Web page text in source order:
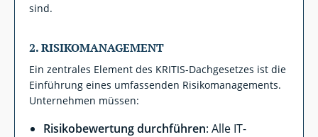
sind.
2.RISIKOMANAGEMENT
Ein zentrales Element des KRITIS-Dachgesetzes ist die
Einführung eines umfassenden Risikomanagements.
Unternehmen müssen:
Risikobewertung durchführen: Alle IT-